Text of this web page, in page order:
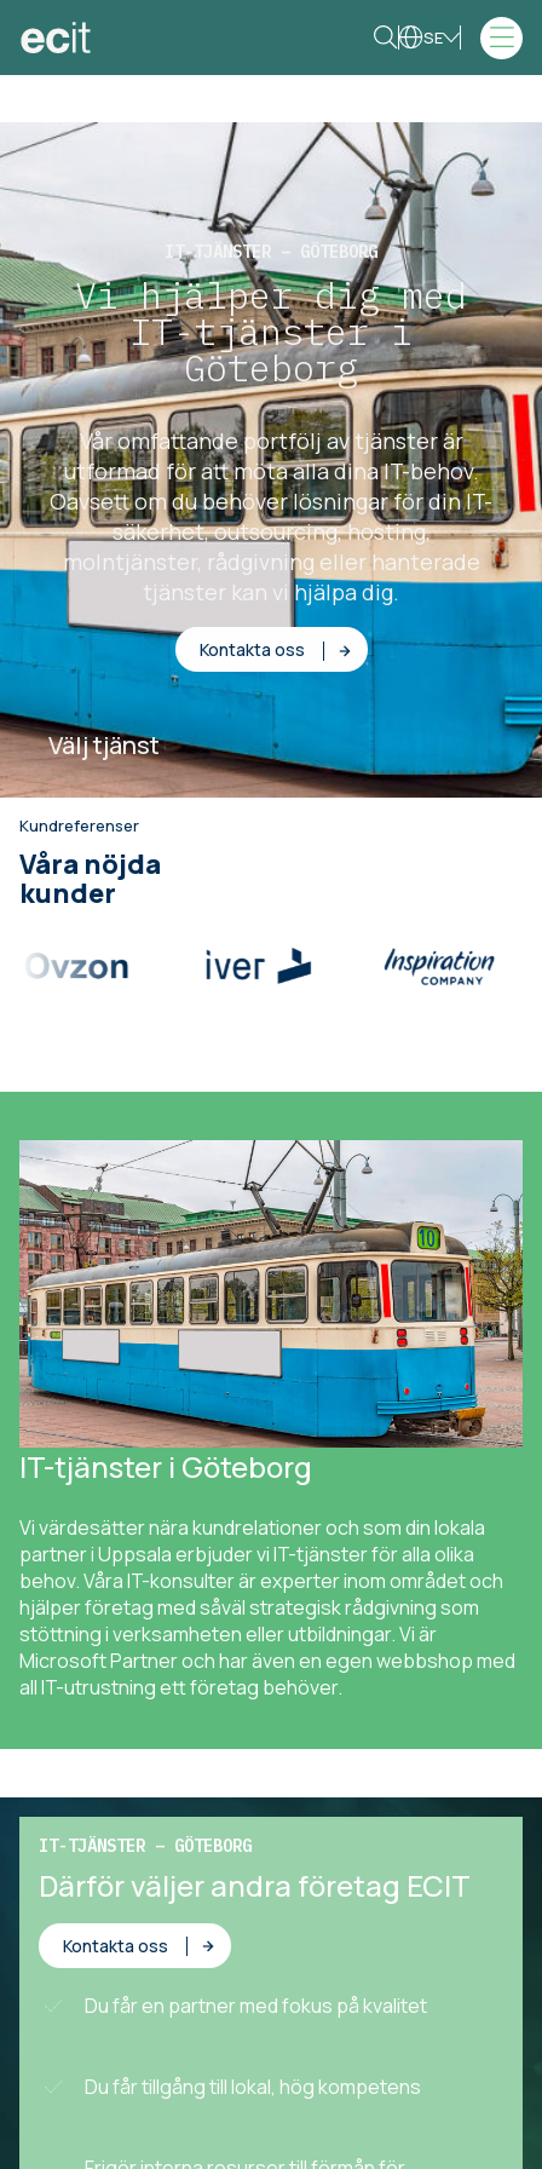
SE
IT-TJÄNSTER – GÖTEBORG
Vi hjälper dig med
IT-tjänster i
Göteborg
Vår omfattande portfölj av tjänster är
utformad för att möta alla dina IT-behov.
Oavsett om du behöver lösningar för din IT-
säkerhet, outsourcing, hosting,
molntjänster, rådgivning eller hanterade
tjänster kan vi hjälpa dig.
Kontakta oss
Välj tjänst
Kundreferenser
Våra nöjda
kunder
IT-tjänster i Göteborg
Vi värdesätter nära kundrelationer och som din lokala
partner i Uppsala erbjuder vi IT-tjänster för alla olika
behov. Våra IT-konsulter är experter inom området och
hjälper företag med såväl strategisk rådgivning som
stöttning i verksamheten eller utbildningar. Vi är
Microsoft Partner och har även en egen webbshop med
all IT-utrustning ett företag behöver.
IT-TJÄNSTER – GÖTEBORG
Därför väljer andra företag ECIT
Kontakta oss
Du får en partner med fokus på kvalitet
Du får tillgång till lokal, hög kompetens